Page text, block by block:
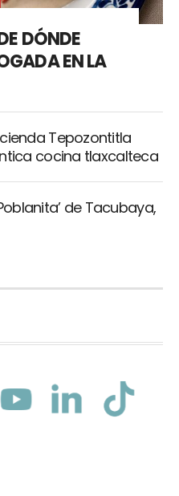
DÓNDE
EN LA
Tepozontitla
cocina tlaxcalteca
de Tacubaya,